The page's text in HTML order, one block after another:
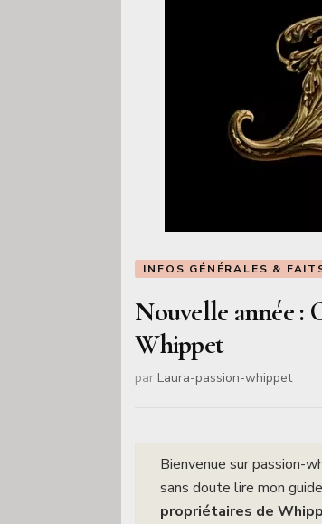
INFOS GÉNÉRALES &
Nouvelle année :
Whippet
par Laura-passion-whippet
Bienvenue sur passion-
sans doute lire mon
propriétaires de